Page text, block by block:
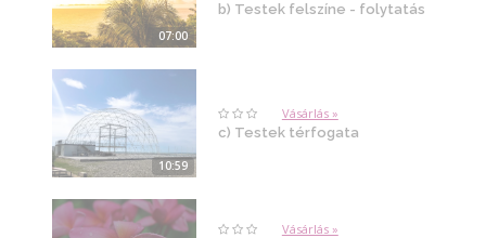
07:00
b) Testek felszíne - folytatás
10:59
Vásárlás »
c) Testek térfogata
Vásárlás »